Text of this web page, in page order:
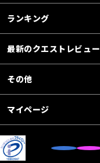
ランキング
最新のクエストレビュー
その他
マイページ